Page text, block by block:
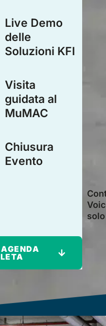
Live Demo
delle
Soluzioni KFI
Visita
guidata al
MuMAC
Chiusura
Evento